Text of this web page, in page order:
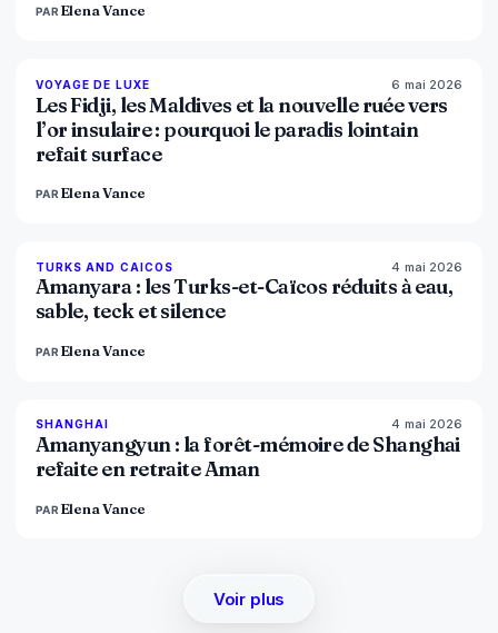
PAR Elena Vance
% 76
VOYAGE DE LUXE 6 mai 2026
Les Fidji, les Maldives et la nouvelle ruée vers
l’or insulaire : pourquoi le paradis lointain
refait surface
PAR Elena Vance
% 60
TURKS AND CAICOS 4 mai 2026
Amanyara : les Turks-et-Caïcos réduits à eau,
sable, teck et silence
PAR Elena Vance
% 78
SHANGHAI 4 mai 2026
Amanyangyun : la forêt-mémoire de Shanghai
refaite en retraite Aman
PAR Elena Vance
Voir plus